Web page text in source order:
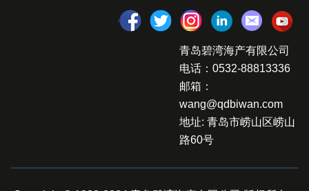
青岛碧湾海产有限公司
电话：0532-88813336
邮箱：
wang@qdbiwan.com
地址: 青岛市崂山区崂山
路60号